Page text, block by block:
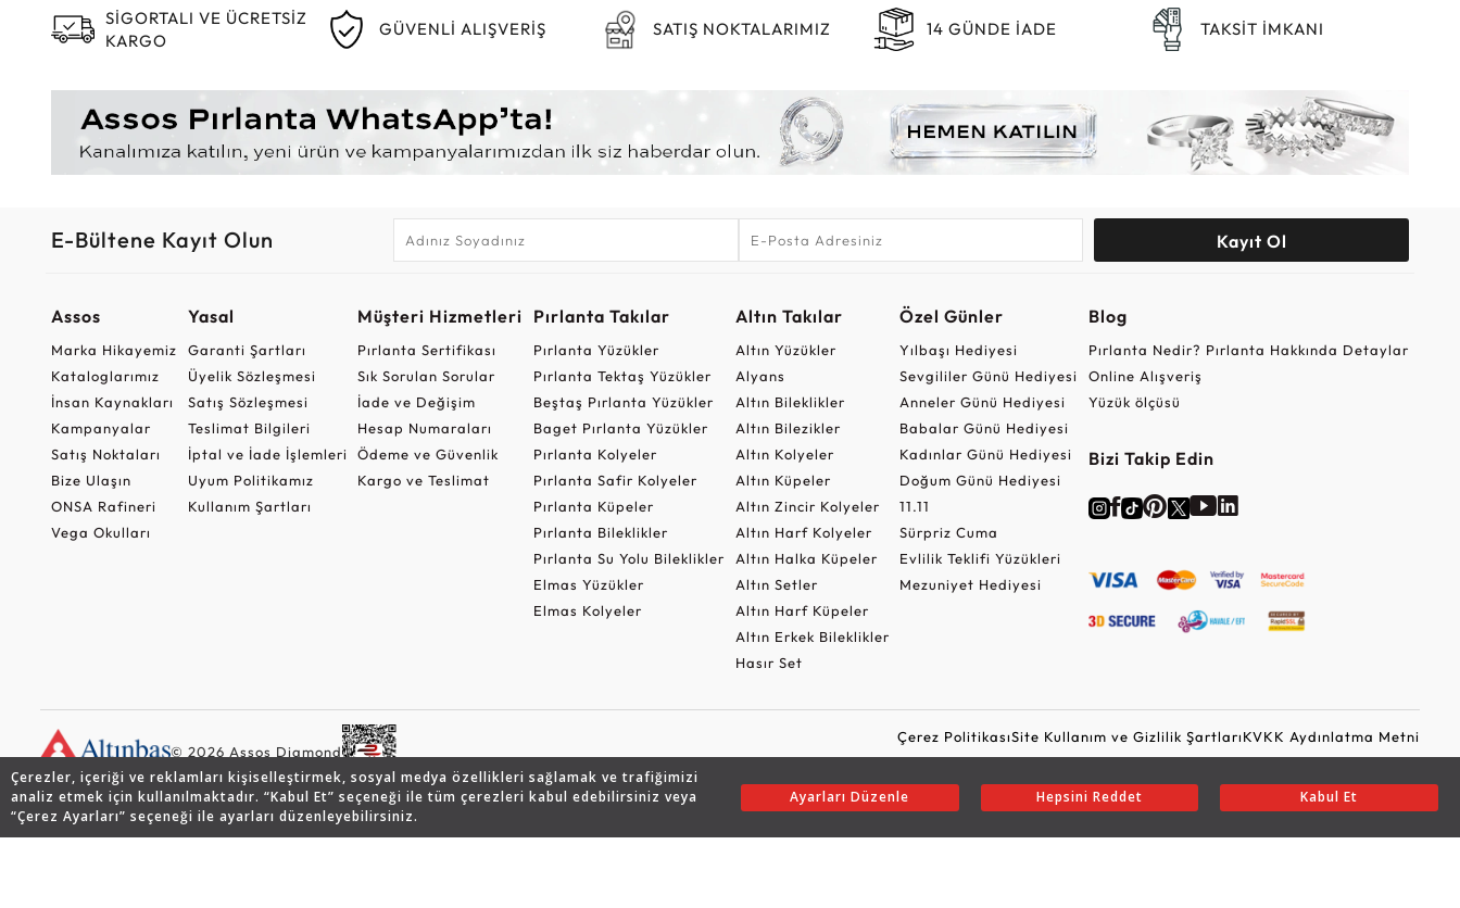
Çerezler, içeriği ve reklamları kişiselleştirmek, sosyal medya özellikleri sağlamak ve trafiğimizi
analiz etmek için kullanılmaktadır. “Kabul Et” seçeneği ile tüm çerezleri kabul edebilirsiniz veya
“Çerez Ayarları” seçeneği ile ayarları düzenleyebilirsiniz.
Ayarları Düzenle Hepsini Reddet Kabul Et
SİGORTALI VE ÜCRETSİZ
KARGO
GÜVENLİ ALIŞVERİŞ SATIŞ NOKTALARIMIZ 14 GÜNDE İADE TAKSİT İMKANI
E-Bültene Kayıt Olun Kayıt Ol
Assos
Marka Hikayemiz
Kataloglarımız
İnsan Kaynakları
Kampanyalar
Satış Noktaları
Bize Ulaşın
ONSA Rafineri
Vega Okulları
Yasal
Garanti Şartları
Üyelik Sözleşmesi
Satış Sözleşmesi
Teslimat Bilgileri
İptal ve İade İşlemleri
Uyum Politikamız
Kullanım Şartları
Müşteri Hizmetleri
Pırlanta Sertifikası
Sık Sorulan Sorular
İade ve Değişim
Hesap Numaraları
Ödeme ve Güvenlik
Kargo ve Teslimat
Pırlanta Takılar
Pırlanta Yüzükler
Pırlanta Tektaş Yüzükler
Beştaş Pırlanta Yüzükler
Baget Pırlanta Yüzükler
Pırlanta Kolyeler
Pırlanta Safir Kolyeler
Pırlanta Küpeler
Pırlanta Bileklikler
Pırlanta Su Yolu Bileklikler
Elmas Yüzükler
Elmas Kolyeler
Altın Takılar
Altın Yüzükler
Alyans
Altın Bileklikler
Altın Bilezikler
Altın Kolyeler
Altın Küpeler
Altın Zincir Kolyeler
Altın Harf Kolyeler
Altın Halka Küpeler
Altın Setler
Altın Harf Küpeler
Altın Erkek Bileklikler
Hasır Set
Özel Günler
Yılbaşı Hediyesi
Sevgililer Günü Hediyesi
Anneler Günü Hediyesi
Babalar Günü Hediyesi
Kadınlar Günü Hediyesi
Doğum Günü Hediyesi
11.11
Sürpriz Cuma
Evlilik Teklifi Yüzükleri
Mezuniyet Hediyesi
Blog
Pırlanta Nedir? Pırlanta Hakkında Detaylar
Online Alışveriş
Yüzük ölçüsü
Bizi Takip Edin
© 2026 Assos Diamond
Çerez PolitikasıSite Kullanım ve Gizlilik ŞartlarıKVKK Aydınlatma Metni